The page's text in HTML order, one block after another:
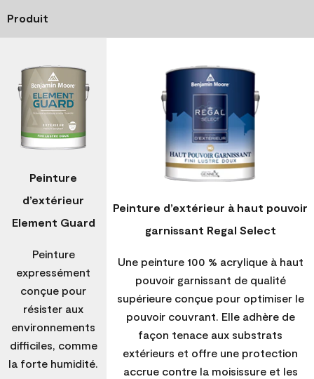
Produit
Peinture
d’extérieur
Element Guard
Peinture
expressément
conçue pour
résister aux
environnements
difficiles, comme
la forte humidité.
Peinture d’extérieur à haut pouvoir
garnissant Regal Select
Une peinture 100 % acrylique à haut
pouvoir garnissant de qualité
supérieure conçue pour optimiser le
pouvoir couvrant. Elle adhère de
façon tenace aux substrats
extérieurs et offre une protection
accrue contre la moisissure et les